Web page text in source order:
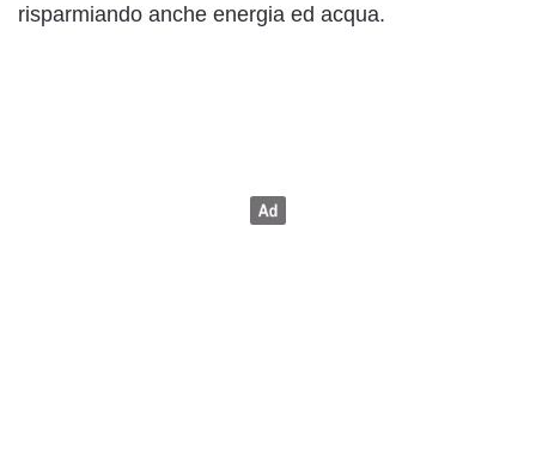
risparmiando anche energia ed acqua.